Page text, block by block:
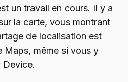
un travail en cours. Il y a
la carte, vous montrant
de localisation est
Maps, même si vous y